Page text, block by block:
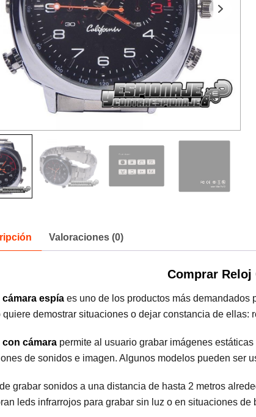
Valoraciones (0)
Comprar Reloj
cámara espíaes uno de los productos más demandados
quiere demostrar situaciones o dejar constancia de
con cámara permite al usuario grabar imágenes
de sonidos e imagen. Algunos modelos pueden ser
grabar sonidos a una distancia de hasta 2 metros
leds infrarrojos para grabar sin luz o en situaciones de